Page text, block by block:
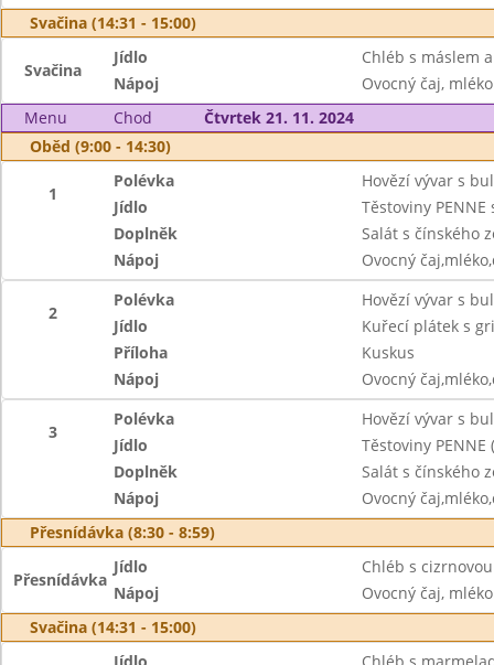
Svačina (14:31 - 15:00)
Svačina
Jídlo
Chléb s máslem
Nápoj
Ovocný čaj, mléko
Menu
Chod
Čtvrtek 21. 11. 2024
Oběd (9:00 - 14:30)
1
Polévka
Hovězí vývar s
Jídlo
Těstoviny
Doplněk
Salát s čínského
Nápoj
Ovocný
2
Polévka
Hovězí vývar s
Jídlo
Kuřecí plátek s
Příloha
Kuskus
Nápoj
Ovocný
3
Polévka
Hovězí vývar s
Jídlo
Těstoviny
Doplněk
Salát s čínského
Nápoj
Ovocný
Přesnídávka (8:30 - 8:59)
Přesnídávka
Jídlo
Chléb s
Nápoj
Ovocný čaj, mléko
Svačina (14:31 - 15:00)